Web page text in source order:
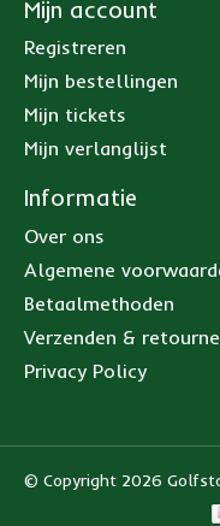
Mijn account
Registreren
Mijn bestellingen
Mijn tickets
Mijn verlanglijst
Informatie
Over ons
Algemene
Betaalmethoden
Verzenden &
Privacy Policy
© Copyright 2026